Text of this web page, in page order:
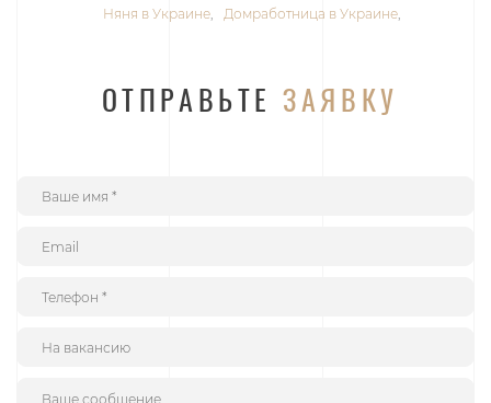
Няня в Украине, Домработница в Украине,
ОТПРАВЬТЕ ЗАЯВКУ